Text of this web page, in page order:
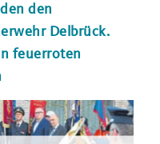
den
Delbrück.
feuerroten